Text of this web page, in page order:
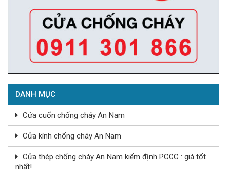
DANH MỤC
Cửa cuốn chống cháy An Nam
Cửa kính chống cháy An Nam
Cửa thép chống cháy An Nam kiểm định PCCC : giá tốt
nhất!